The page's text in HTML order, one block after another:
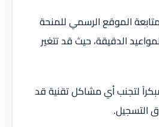
الموقع الرسمي للمنحة
الدقيقة، حيث قد تتغير
لتجنب أي مشاكل تقنية قد
التسجيل.